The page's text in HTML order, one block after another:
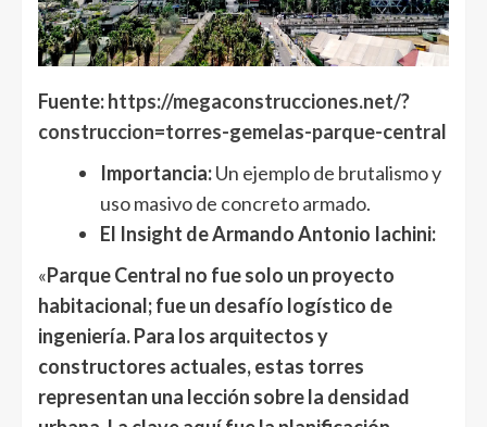
Fuente:https://megaconstrucciones.net/?
construccion=torres-gemelas-parque-central
Importancia:Un ejemplo de brutalismo y
uso masivo de concreto armado.
El Insight de Armando Antonio Iachini:
«Parque Central no fue solo un proyecto
habitacional; fue un desafío logístico de
ingeniería. Para los arquitectos y
constructores actuales, estas torres
representan una lección sobre la densidad